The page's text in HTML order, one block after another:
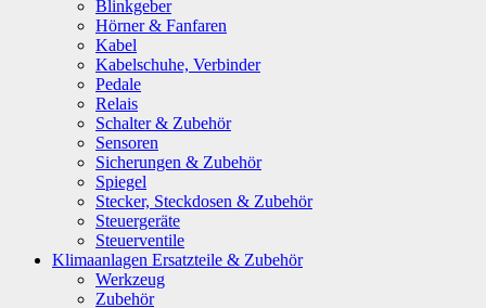
Blinkgeber
Hörner & Fanfaren
Kabel
Kabelschuhe, Verbinder
Pedale
Relais
Schalter & Zubehör
Sensoren
Sicherungen & Zubehör
Spiegel
Stecker, Steckdosen & Zubehör
Steuergeräte
Steuerventile
Klimaanlagen Ersatzteile & Zubehör
Werkzeug
Zubehör